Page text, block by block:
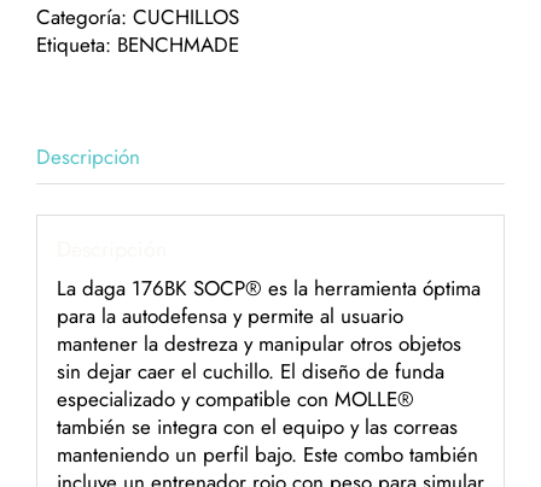
Combo¨
cantidad
Categoría: CUCHILLOS
Etiqueta: BENCHMADE
Descripción
La daga 176BK SOCP® es la herramienta óptima
para la autodefensa y permite al usuario
mantener la destreza y manipular otros objetos
sin dejar caer el cuchillo. El diseño de funda
especializado y compatible con MOLLE®
también se integra con el equipo y las correas
manteniendo un perfil bajo. Este combo también